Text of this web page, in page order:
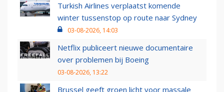
Turkish Airlines verplaatst komende
winter tussenstop op route naar Sydney
03-08-2026, 14:03
Netflix publiceert nieuwe documentaire
over problemen bij Boeing
03-08-2026, 13:22
Brussel geeft groen licht voor massale